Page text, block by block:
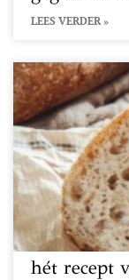
LEES VERDER »
hét recept